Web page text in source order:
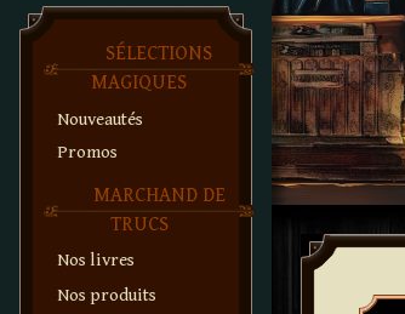
SÉLECTIONS
MAGIQUES
Nouveautés
Promos
MARCHAND DE
TRUCS
Nos livres
Nos produits